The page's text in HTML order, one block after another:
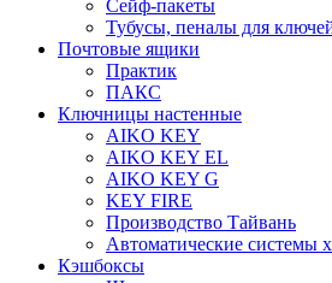
Сейф-пакеты
Тубусы, пеналы для
Почтовые ящики
Практик
ПАКС
Ключницы настенные
AIKO KEY
AIKO KEY EL
AIKO KEY G
KEY FIRE
Производство Тайвань
Автоматические системы
Кэшбоксы